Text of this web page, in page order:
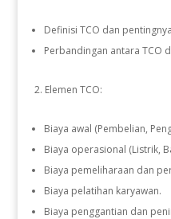
Definisi TCO dan
Perbandingan antara TCO
Elemen TCO:
Biaya awal (Pembelian,
Biaya operasional (Listrik,
Biaya pemeliharaan dan
Biaya pelatihan karyawan.
Biaya penggantian dan